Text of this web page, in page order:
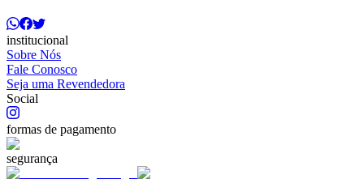
institucional
Sobre Nós
Fale Conosco
Seja uma Revendedora
Social
formas de pagamento
segurança